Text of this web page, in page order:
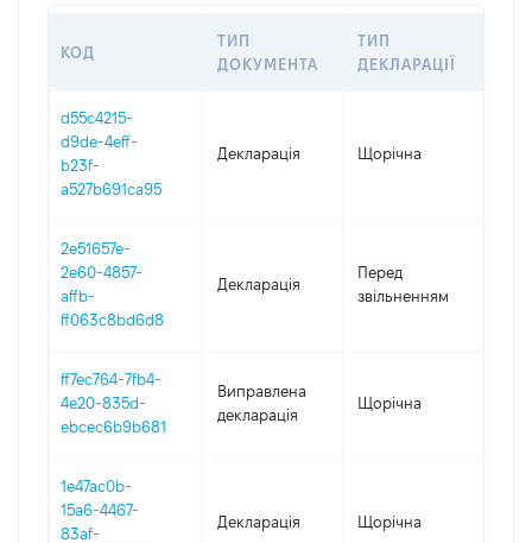
КОД
ТИП
ДОКУМЕНТА
ТИП
ДЕКЛАРАЦІЇ
d55c4215-
d9de-4eff-
b23f-
a527b691ca95
Декларація Щорічна
2e51657e-
2e60-4857-
affb-
ff063c8bd6d8
Декларація
Перед
звільненням
ff7ec764-7fb4-
4e20-835d-
ebcec6b9b681
Виправлена
декларація
Щорічна
1e47ac0b-
15a6-4467-
83af-
Декларація Щорічна